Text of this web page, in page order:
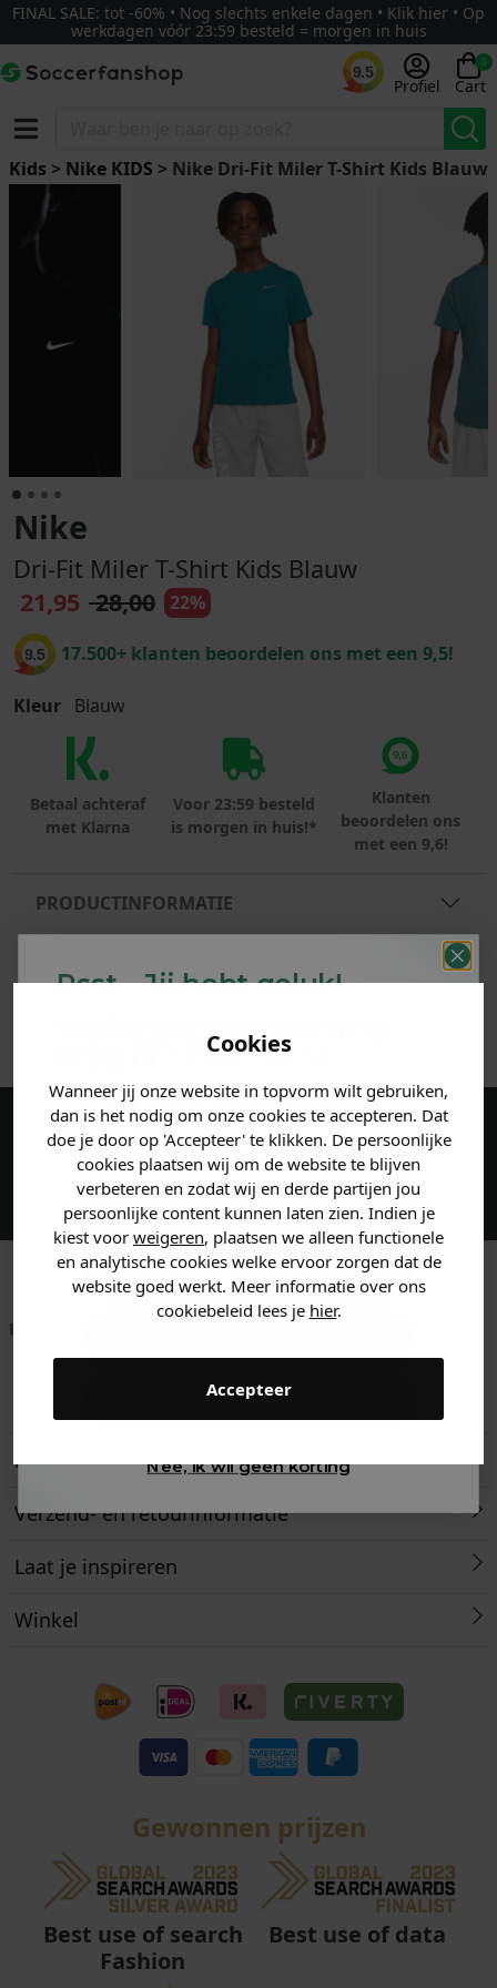
Cookies
Wanneer jij onze website in topvorm wilt gebruiken,
dan is het nodig om onze cookies te accepteren. Dat
doe je door op 'Accepteer' te klikken. De persoonlijke
cookies plaatsen wij om de website te blijven
verbeteren en zodat wij en derde partijen jou
persoonlijke content kunnen laten zien. Indien je
kiest voor weigeren, plaatsen we alleen functionele
en analytische cookies welke ervoor zorgen dat de
website goed werkt. Meer informatie over ons
cookiebeleid lees je hier.
Accepteer
FINAL SALE: tot -60% • Nog slechts enkele dagen • Klik hier • Op
werkdagen vóór 23:59 besteld = morgen in huis
9.5
Profiel
0
Cart
Kids > Nike KIDS > Nike Dri-Fit Miler T-Shirt Kids Blauw
Nike
Dri-Fit Miler T-Shirt Kids Blauw
21,95 28,00 22%
9.5 17.500+ klanten beoordelen ons met een 9,5!
Kleur Blauw
Betaal achteraf
met Klarna
Voor 23:59 besteld
is morgen in huis!*
Klanten
beoordelen ons
met een 9,6!
PRODUCTINFORMATIE
Maak een account aan en ontvang 5%
korting op je eerste bestelling!
Betaal achteraf met
Voor 23:59 besteld
Retourneren
Verzend- en retourinformatie
Laat je inspireren
Winkel
Gewonnen prijzen
Best use of search
Fashion
Best use of data
Psst... Jij hebt geluk!
Welke mystery
krijg jij? (Tot-30%
Vertel ons waar je naar op
zoek bent. 👇
Heren kleding
Dames kleding
Gewoon rondkijken
Nee, ik wil geen korting